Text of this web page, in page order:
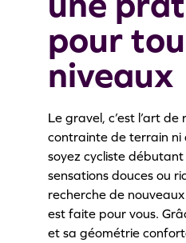
pour
niveaux
Le gravel, c’est l’art
contrainte de terrain ni
soyez cycliste
sensations douces ou
recherche de
est faite pour vous.
et sa géométrie